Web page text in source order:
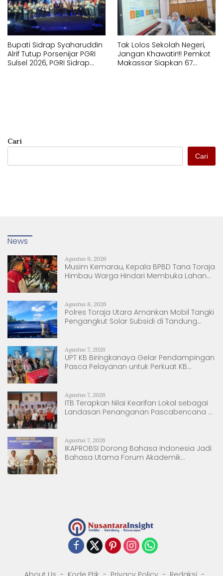
Bupati Sidrap Syaharuddin
Alrif Tutup Porsenijar PGRI
Sulsel 2026, PGRI Sidrap
Tak Lolos Sekolah Negeri,
Jangan Khawatir!!! Pemkot
Makassar Siapkan 67
Cari
Cari
News
Agustus 9, 2026
Musim Kemarau, Kepala BPBD Tana Toraja
Himbau Warga Hindari Membuka Lahan
Agustus 8, 2026
Polres Toraja Utara Amankan Mobil Tangki
Pengangkut Solar Subsidi di Tandung
Agustus 7, 2026
UPT KB Biringkanaya Gelar Pendampingan
Pasca Pelayanan untuk Perkuat KB
Agustus 7, 2026
ITB Terapkan Nilai Kearifan Lokal sebagai
Landasan Penanganan Pascabencana di
Agustus 7, 2026
IKAPROBSI Dorong Bahasa Indonesia Jadi
Bahasa Utama Forum Akademik